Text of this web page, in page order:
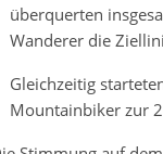
überquerten
Wanderer die
Gleichzeitig
Mountainbiker zur